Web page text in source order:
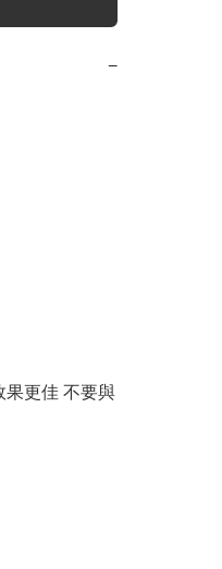
−
果更佳 不要與